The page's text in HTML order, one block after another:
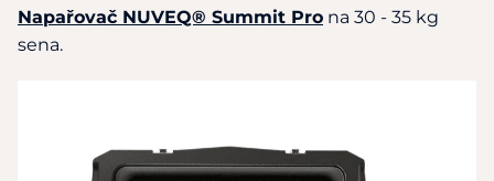
Napařovač NUVEQ® Summit Pro na 30 - 35 kg
sena.